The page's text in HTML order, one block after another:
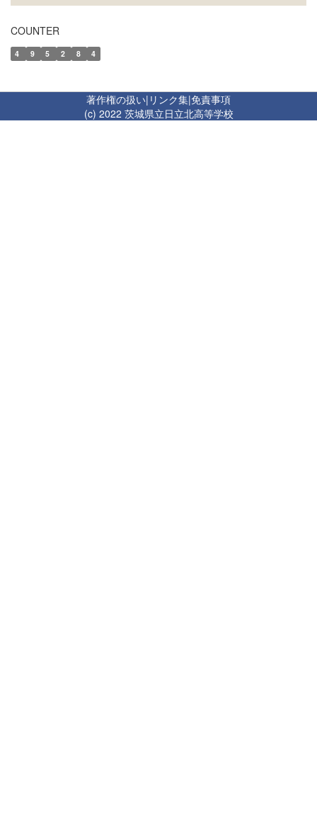
COUNTER
4 9 5 2 8 4
著作権の扱い| リンク集|免責事項
(c) 2022 茨城県立日立北高等学校